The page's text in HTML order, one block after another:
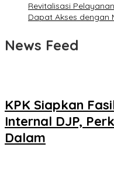
Revitalisasi
Dapat Akses dengan
News Feed
KPK Siapkan
Internal DJP,
Dalam